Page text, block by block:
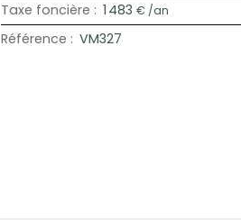
Taxe foncière : 1 483 € /an
Référence : VM327